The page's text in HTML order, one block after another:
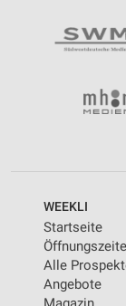
WEEKLI
Startseite
Alle
Angebote